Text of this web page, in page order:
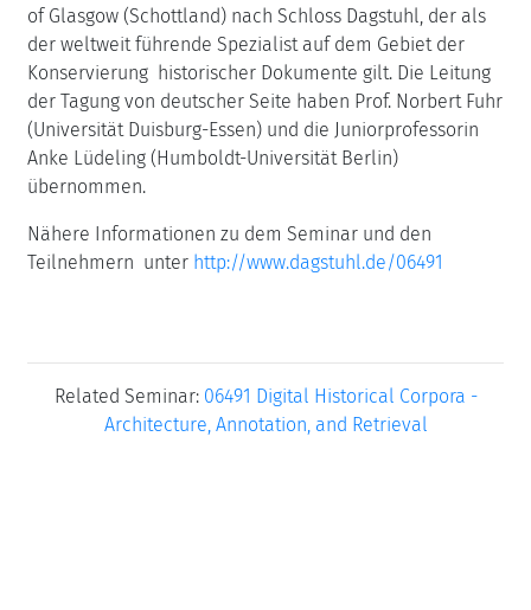
of Glasgow (Schottland) nach Schloss Dagstuhl, der als
der weltweit führende Spezialist auf dem Gebiet der
Konservierung historischer Dokumente gilt. Die Leitung
der Tagung von deutscher Seite haben Prof. Norbert Fuhr
(Universität Duisburg-Essen) und die Juniorprofessorin
Anke Lüdeling (Humboldt-Universität Berlin)
übernommen.
Nähere Informationen zu dem Seminar und den
Teilnehmern unter http://www.dagstuhl.de/06491
Related Seminar: 06491 Digital Historical Corpora -
Architecture, Annotation, and Retrieval